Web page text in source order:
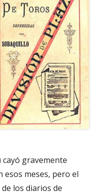
cayó gravemente
meses, pero el
los diarios de